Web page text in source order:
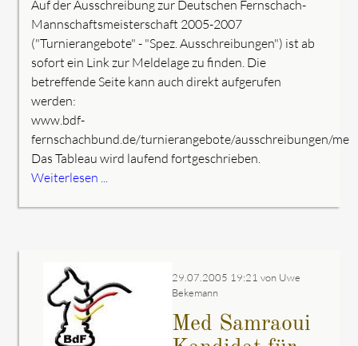
Auf der Ausschreibung zur Deutschen Fernschach-
Mannschaftsmeisterschaft 2005-2007
("Turnierangebote" - "Spez. Ausschreibungen") ist ab
sofort ein Link zur Meldelage zu finden. Die
betreffende Seite kann auch direkt aufgerufen
werden:
www.bdf-
fernschachbund.de/turnierangebote/ausschreibungen/
Das Tableau wird laufend fortgeschrieben.
Weiterlesen ...
29.07.2005 19:21 von Uwe
Bekemann
Med Samraoui